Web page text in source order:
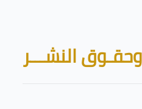
Blocks
النشـــر